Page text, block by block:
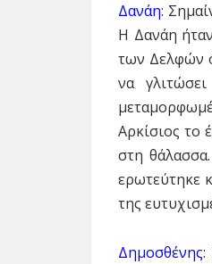
Δανάη:
Η Δανάη
των Δελφών
να
Aρκίσιος το
στη
ερωτεύτηκε
της
Δημοσθένης: